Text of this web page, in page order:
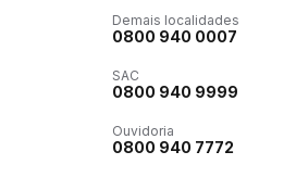
Demais localidades
0800 940 0007
SAC
0800 940 9999
Ouvidoria
0800 940 7772